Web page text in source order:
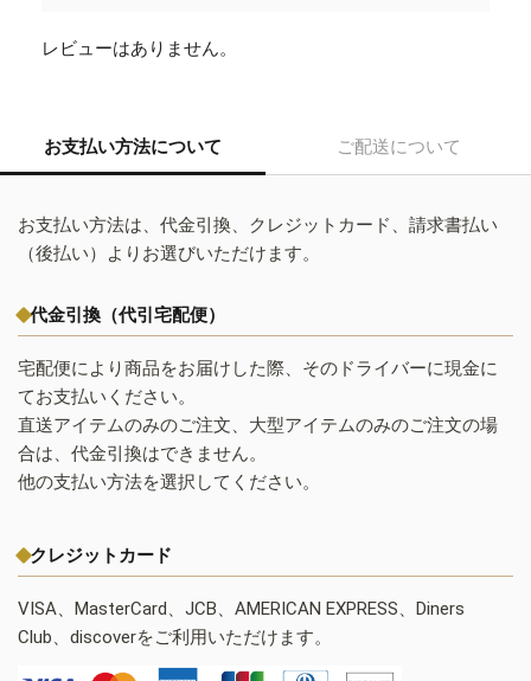
レビューはありません。
お支払い方法について ご配送について
お支払い方法は、代金引換、クレジットカード、請求書払い
（後払い）よりお選びいただけます。
代金引換（代引宅配便）
宅配便により商品をお届けした際、そのドライバーに現金に
てお支払いください。
直送アイテムのみのご注文、大型アイテムのみのご注文の場
合は、代金引換はできません。
他の支払い方法を選択してください。
クレジットカード
VISA、MasterCard、JCB、AMERICAN EXPRESS、Diners
Club、discoverをご利用いただけます。